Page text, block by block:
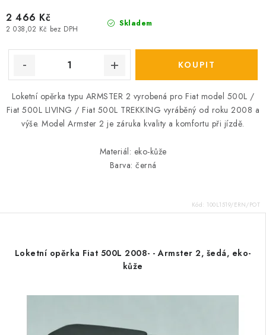
Skladem
2 038,02 Kč bez DPH
2 466 Kč
Loketní opěrka typu ARMSTER 2 vyrobená pro Fiat model 500L /
Fiat 500L LIVING / Fiat 500L TREKKING vyráběný od roku 2008 a
výše. Model Armster 2 je záruka kvality a komfortu při jízdě.
Materiál: eko-kůže
Barva: černá
Kód: 100L1519/ERN/POT
Loketní opěrka Fiat 500L 2008- - Armster 2, šedá, eko-
kůže